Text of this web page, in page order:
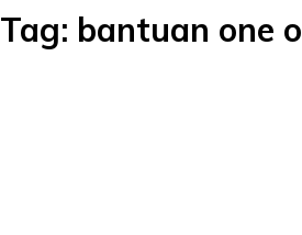
Tag: bantuan one